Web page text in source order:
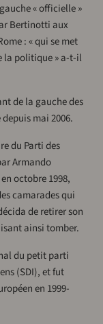
« officielle »
Bertinotti aux
: « qui se met
la politique » a-t-il
de la gauche des
mai 2006.
du Parti des
Armando
octobre 1998,
camarades qui
de retirer son
ainsi tomber.
du petit parti
(SDI), et fut
en 1999-